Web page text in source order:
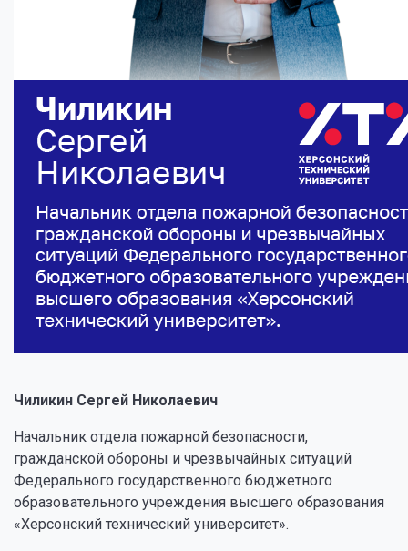
Чиликин Сергей Николаевич
Начальник отдела пожарной безопасности,
гражданской обороны и чрезвычайных ситуаций
Федерального государственного бюджетного
образовательного учреждения высшего образования
«Херсонский технический университет».